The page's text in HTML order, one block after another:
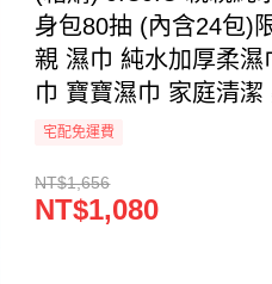
身包80抽 (內含24包)
親 濕巾 純水加厚柔
巾 寶寶濕巾 家庭清
宅配免運費
NT$1,656
NT$1,080